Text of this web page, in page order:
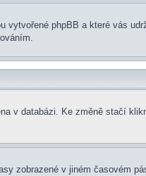
vytvořené phpBB a které vás
v databázi. Ke změně stačí
zobrazené v jiném časovém